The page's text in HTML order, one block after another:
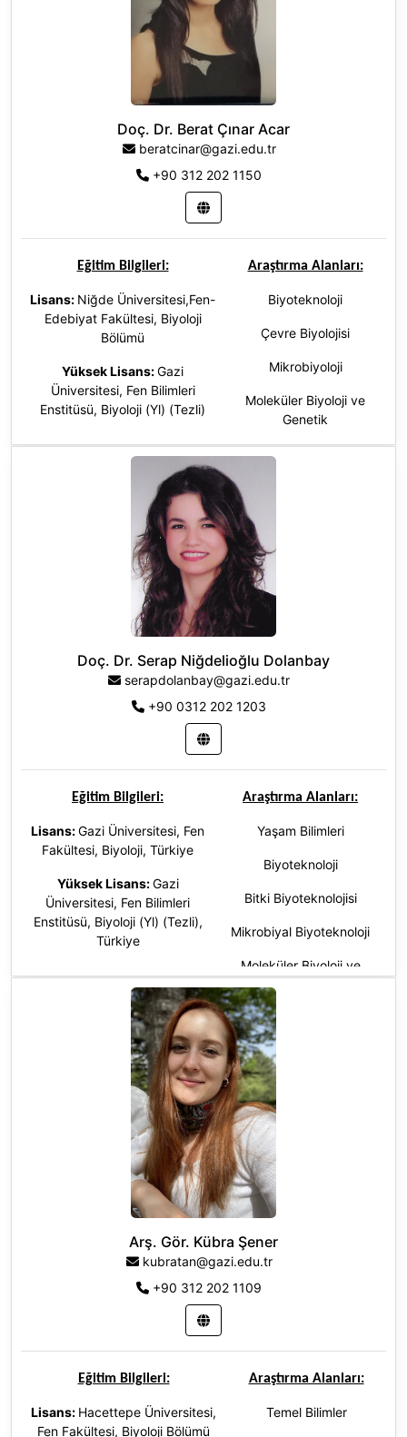
Doç. Dr. Berat Çınar Acar
beratcinar@gazi.edu.tr
+90 312 202 1150
Eğitim Bilgileri: Araştırma Alanları:
Lisans: Niğde Üniversitesi,Fen-
Edebiyat Fakültesi, Biyoloji
Bölümü
Yüksek Lisans:Gazi
Üniversitesi, Fen Bilimleri
Enstitüsü, Biyoloji (Yl) (Tezli)
Doktora:Gazi Üniversitesi, Fen
Bilimleri Enstitüsü, Biyoloji (Dr),
Biyoteknoloji
Çevre Biyolojisi
Mikrobiyoloji
Moleküler Biyoloji ve
Genetik
Doç. Dr. Serap Niğdelioğlu Dolanbay
serapdolanbay@gazi.edu.tr
+90 0312 202 1203
Eğitim Bilgileri: Araştırma Alanları:
Lisans:Gazi Üniversitesi, Fen
Fakültesi, Biyoloji, Türkiye
Yüksek Lisans:Gazi
Üniversitesi, Fen Bilimleri
Enstitüsü, Biyoloji (Yl) (Tezli),
Türkiye
Doktora:Gazi Üniversitesi,
Fen Bilimleri Enstitüsü, Biyoloji
(Dr), Türkiye
Yaşam Bilimleri
Biyoteknoloji
Bitki Biyoteknolojisi
Mikrobiyal Biyoteknoloji
Moleküler Biyoloji ve
Nörobiyoloji
Temel Bilimler
Arş. Gör. Kübra Şener
kubratan@gazi.edu.tr
+90 312 202 1109
Eğitim Bilgileri: Araştırma Alanları:
Lisans: Hacettepe Üniversitesi,
Fen Fakültesi, Biyoloji Bölümü
Temel Bilimler